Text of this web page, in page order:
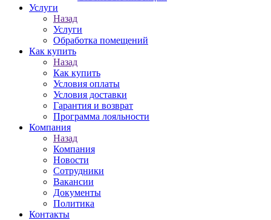
Услуги
Назад
Услуги
Обработка помещений
Как купить
Назад
Как купить
Условия оплаты
Условия доставки
Гарантия и возврат
Программа лояльности
Компания
Назад
Компания
Новости
Сотрудники
Вакансии
Документы
Политика
Контакты